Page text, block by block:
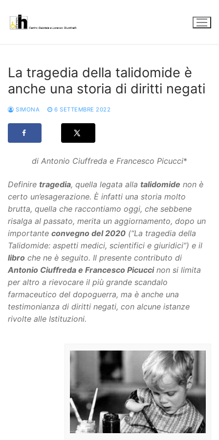
contenuto
La tragedia della talidomide è
anche una storia di diritti negati
SIMONA 6 SETTEMBRE 2022
di Antonio Ciuffreda e Francesco Picucci*
Definire tragedia, quella legata alla talidomide non è
certo un’esagerazione. È infatti una storia molto
brutta, quella che raccontiamo oggi, che sebbene
risalga al passato, merita un aggiornamento, dopo un
importante convegno del 2020 (“La tragedia della
Talidomide: aspetti medici, scientifici e giuridici”) e il
libro che ne è seguito. Il presente contributo di
Antonio Ciuffreda e Francesco Picuccinon si limita
per altro a rievocare il più grande scandalo
farmaceutico del dopoguerra, ma è anche una
testimonianza di diritti negati, con alcune istanze
rivolte alle Istituzioni.